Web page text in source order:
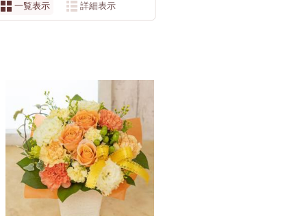
一覧表示 詳細表示